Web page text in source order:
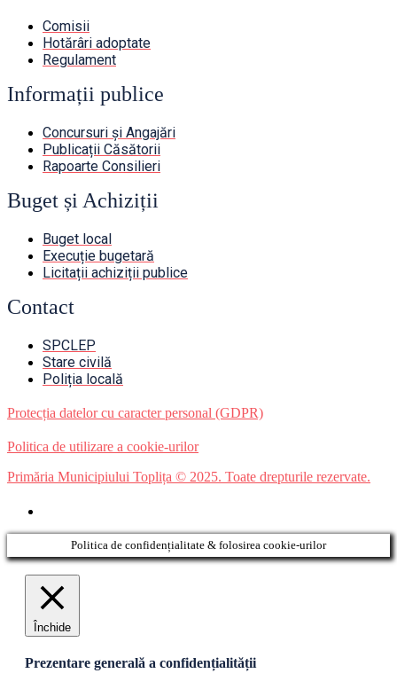
Comisii
Hotărâri adoptate
Regulament
Informații publice
Concursuri și Angajări
Publicații Căsătorii
Rapoarte Consilieri
Buget și Achiziții
Buget local
Execuție bugetară
Licitații achiziții publice
Contact
SPCLEP
Stare civilă
Poliția locală
Protecția datelor cu caracter personal (GDPR)
Politica de utilizare a cookie-urilor
Primăria Municipiului Toplița © 2025. Toate drepturile rezervate.
Politica de confidențialitate & folosirea cookie-urilor
Închide
Prezentare generală a confidențialității